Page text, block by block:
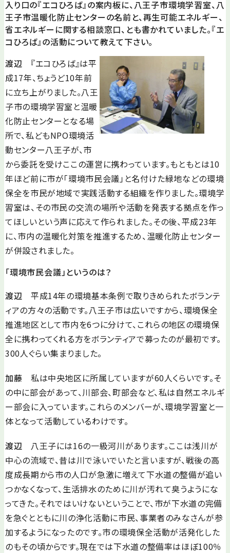
入り口の『エコひろば』の案内板に、八王子市環境学習室、八
王子市温暖化防止センターの名前と、再生可能エネルギー、
省エネルギーに関する相談窓口、とも書かれていました。『エ
コひろば』の活動について教えて下さい。
渡辺 『エコひろば』は平
成17年、ちょうど10年前
に立ち上がりました。八王
子市の環境学習室と温暖
化防止センターとなる場
所で、私どもNPO環境活
動センター八王子が、市
から委託を受けここの運営に携わっています。もともとは10
年ほど前に市が「環境市民会議」と名付けた緑地などの環境
保全を市民が地域で実践活動する組織を作りました。環境学
習室は、その市民の交流の場所や活動を発表する拠点を作っ
てほしいという声に応えて作られました。その後、平成23年
に、市内の温暖化対策を推進するため、温暖化防止センター
が併設されました。
「環境市民会議」というのは？
渡辺 平成14年の環境基本条例で取りきめられたボランテ
ィアの方々の活動です。八王子市は広いですから、環境保全
推進地区として市内を6つに分けて、これらの地区の環境保
全に携わってくれる方をボランティアで募ったのが最初です。
300人ぐらい集まりました。
加藤 私は中央地区に所属していますが60人くらいです。そ
の中に部会があって、川部会、町部会など、私は自然エネルギ
ー部会に入っています。これらのメンバーが、環境学習室と一
体となって活動しているわけです。
渡辺 八王子には16の一級河川があります。ここは浅川が
中心の流域で、昔は川で泳いでいたと言いますが、戦後の高
度成長期から市の人口が急激に増えて下水道の整備が追い
つかなくなって、生活排水のために川が汚れて臭うようにな
ってきた。それではいけないということで、市が下水道の完備
を急ぐとともに川の浄化活動に市民、事業者のみなさんが参
加するようになったのです。市の環境保全活動が活発化した
のもその頃からです。現在では下水道の整備率はほぼ100％